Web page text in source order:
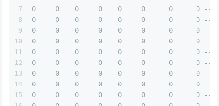
7
8
9
10
11
12
13
14
15
0     0    0     0    0     0      0      0 --
0     0    0     0    0     0      0      0 --
0     0    0     0    0     0      0      0 --
0     0    0     0    0     0      0      0 --
0     0    0     0    0     0      0      0 --
0     0    0     0    0     0      0      0 --
0     0    0     0    0     0      0      0 --
0     0    0     0    0     0      0      0 --
0     0    0     0    0     0      0      0 --